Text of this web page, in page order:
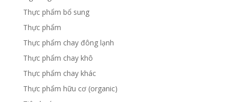
Thực phẩm bổ sung
Thực phẩm
Thực phẩm chay đông lạnh
Thực phẩm chay khô
Thực phẩm chay khác
Thực phẩm hữu cơ (organic)